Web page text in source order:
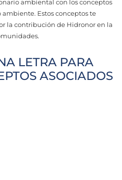
ambiental con los conceptos
Estos conceptos te
la contribución de Hidronor en la
LETRA PARA
ASOCIADOS